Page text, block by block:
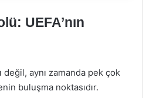
UEFA’nın
aynı zamanda pek çok
buluşma noktasıdır.